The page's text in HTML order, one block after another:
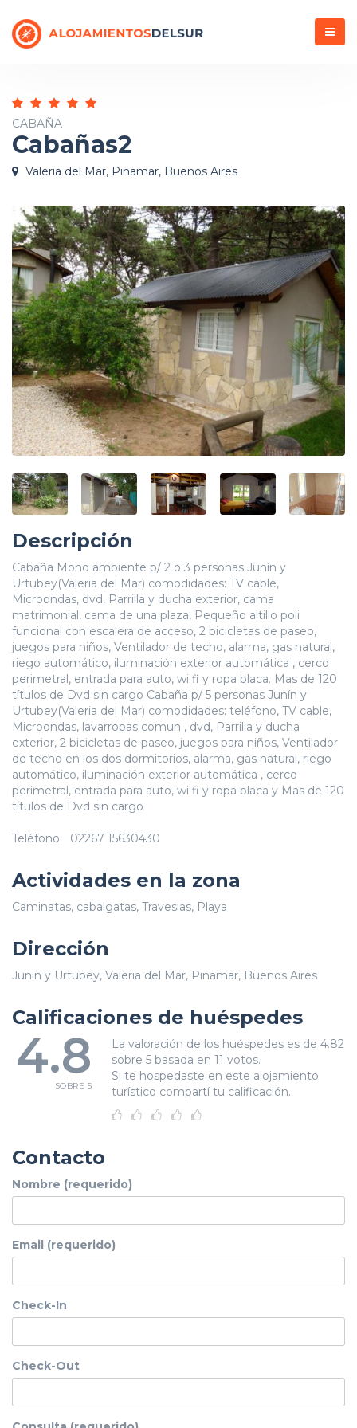
Menú
CABAÑA
Cabañas2
Valeria del Mar, Pinamar, Buenos Aires
Descripción
Cabaña Mono ambiente p/ 2 o 3 personas Junín y
Urtubey(Valeria del Mar) comodidades: TV cable,
Microondas, dvd, Parrilla y ducha exterior, cama
matrimonial, cama de una plaza, Pequeño altillo poli
funcional con escalera de acceso, 2 bicicletas de paseo,
juegos para niños, Ventilador de techo, alarma, gas natural,
riego automático, iluminación exterior automática , cerco
perimetral, entrada para auto, wi fi y ropa blaca. Mas de 120
títulos de Dvd sin cargo Cabaña p/ 5 personas Junín y
Urtubey(Valeria del Mar) comodidades: teléfono, TV cable,
Microondas, lavarropas comun , dvd, Parrilla y ducha
exterior, 2 bicicletas de paseo, juegos para niños, Ventilador
de techo en los dos dormitorios, alarma, gas natural, riego
automático, iluminación exterior automática , cerco
perimetral, entrada para auto, wi fi y ropa blaca y Mas de 120
títulos de Dvd sin cargo
Teléfono: 02267 15630430
Actividades en la zona
Caminatas, cabalgatas, Travesias, Playa
Dirección
Junin y Urtubey, Valeria del Mar, Pinamar, Buenos Aires
Calificaciones de huéspedes
4.8
SOBRE 5
La valoración de los huéspedes es de 4.82
sobre 5 basada en 11 votos.
Si te hospedaste en este alojamiento
turístico compartí tu calificación.
Contacto
Nombre (requerido)
Email (requerido)
Check-In
Check-Out